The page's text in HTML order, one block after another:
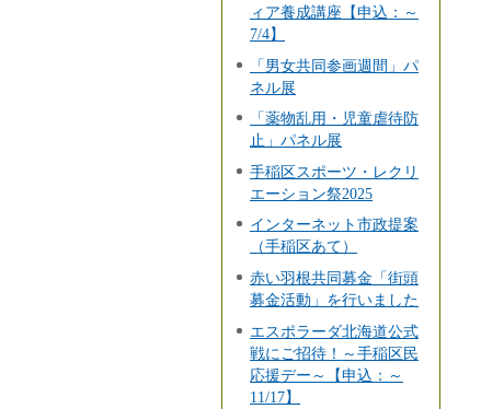
ィア養成講座【申込：～
7/4】
「男女共同参画週間」パ
ネル展
「薬物乱用・児童虐待防
止」パネル展
手稲区スポーツ・レクリ
エーション祭2025
インターネット市政提案
（手稲区あて）
赤い羽根共同募金「街頭
募金活動」を行いました
エスポラーダ北海道公式
戦にご招待！～手稲区民
応援デー～【申込：～
11/17】